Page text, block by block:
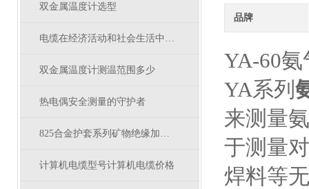
双金属温度计选型
电缆在经济活动和社会生活中是*
双金属温度计测温范围多少
热电偶安全测量的守护者
825合金护套系列矿物绝缘加热电缆结构参数
计算机电缆型号计算机电缆价格
品牌
YA-60
YA系列
来测量
于测量
焊料等